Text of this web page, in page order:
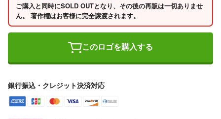
ご購入と同時にSOLD OUTとなり、その後の再販は一切ありませ
ん。 著作権はお客様に完全譲渡されます。
このロゴを購入する
銀行振込・クレジット決済対応